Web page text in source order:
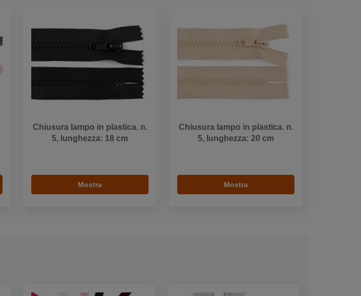
Chiusura lampo in plastica. n.
5, lunghezza: 18 cm
Mostra
Chiusura lampo in plastica. n.
5, lunghezza: 20 cm
Mostra